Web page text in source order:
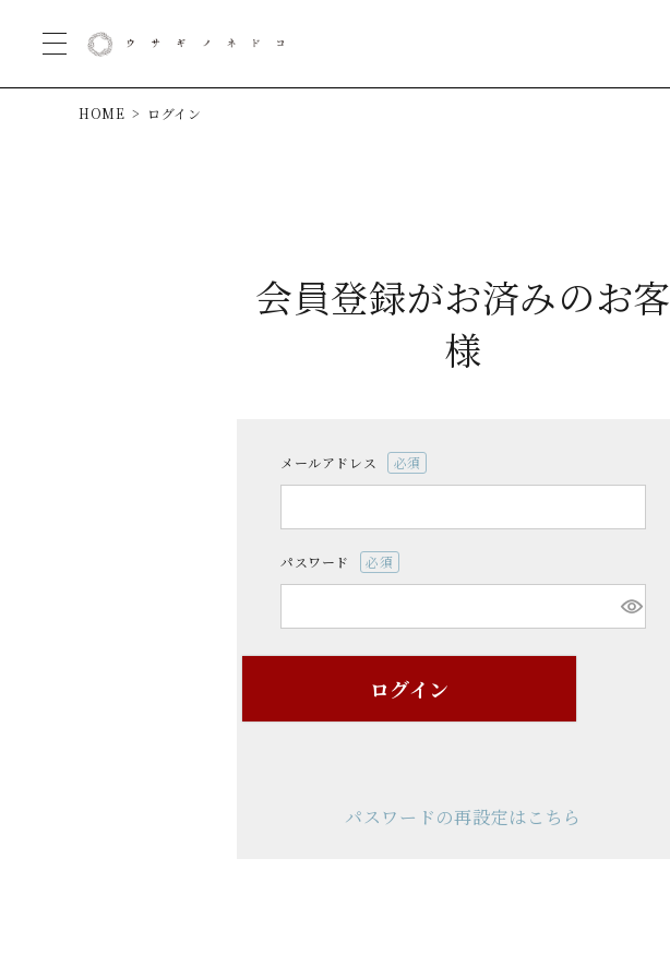
HOME ログイン
会員登録がお済みのお客
様
メールアドレス
(必
パスワード
(必
ログイン
パスワードの再設定はこちら